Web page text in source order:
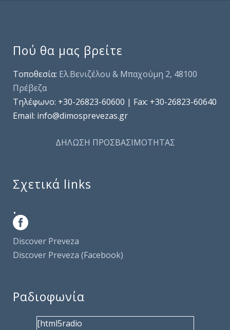
Πού θα μας βρείτε
Τοποθεσία: Ελ.Βενιζέλου & Μπαχούμη 2, 48100
Πρέβεζα
Τηλέφωνo: +30-26823-60600 | Fax: +30-26823-60640
Email: info@dimosprevezas.gr
ΔΗΛΩΣΗ ΠΡΟΣΒΑΣΙΜΟΤΗΤΑΣ
Σχετικά links
.
Discover Preveza
Discover Preveza (Facebook)
Ραδιοφωνία
[html5radio